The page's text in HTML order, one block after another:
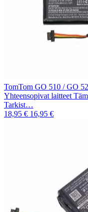
TomTom GO 510 / GO
Yhteensopivat laitteet
Tarkist…
18,95 € 16,95 €